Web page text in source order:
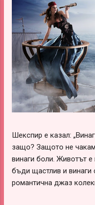
Шекспир е казал:
защо? Защото не
винаги боли. Животът
бъди щастлив и винаги
романтична джаз